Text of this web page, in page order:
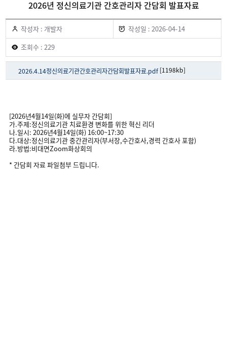
2026년 정신의료기관 간호관리자 간담회 발표자료
작성자 : 개발자
작성일 : 2026-04-14
조회수 : 229
2026.4.14정신의료기관간호관리자간담회발표자료.pdf[1198kb]
[2026년4월14일(화)에 실무자 간담회]
가.주제:정신의료기관 치료환경 변화를 위한 혁신 리더
나.일시: 2026년4월14일(화) 16:00~17:30
다.대상:정신의료기관 중간관리자(부서장,수간호사,경력 간호사 포함)
라.방법:비대면Zoom화상회의
* 간담회 자료 파일첨부 드립니다.